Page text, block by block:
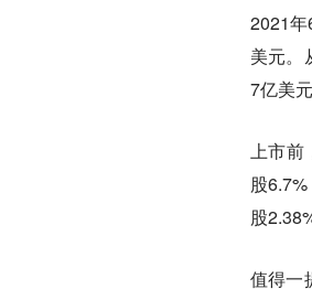
2021
美元。
7亿美元
上市前
股
股
值得一